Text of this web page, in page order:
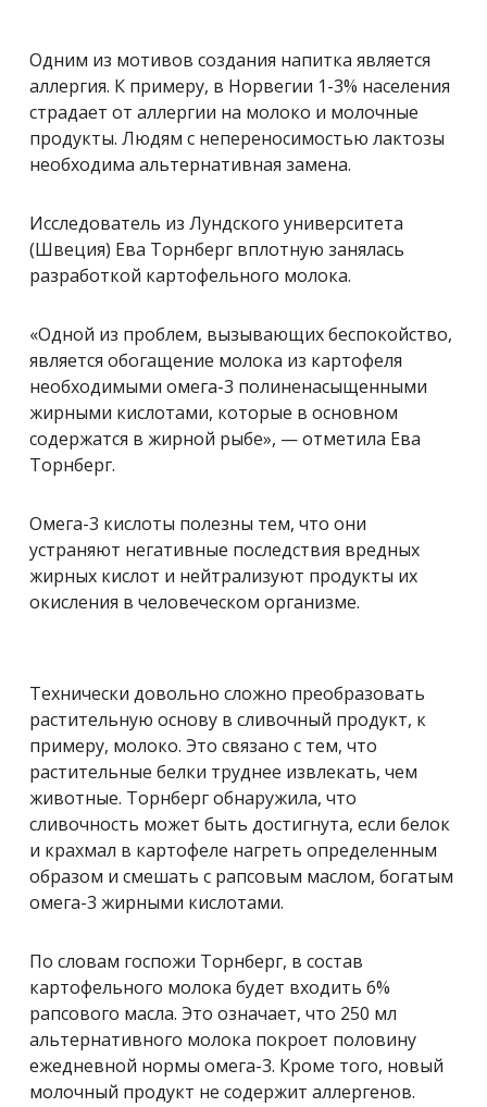
Одним из мотивов создания напитка является
аллергия. К примеру, в Норвегии 1-3% населения
страдает от аллергии на молоко и молочные
продукты. Людям с непереносимостью лактозы
необходима альтернативная замена.
Исследователь из Лундского университета
(Швеция) Ева Торнберг вплотную занялась
разработкой картофельного молока.
«Одной из проблем, вызывающих беспокойство,
является обогащение молока из картофеля
необходимыми омега-3 полиненасыщенными
жирными кислотами, которые в основном
содержатся в жирной рыбе», — отметила Ева
Торнберг.
Омега-3 кислоты полезны тем, что они
устраняют негативные последствия вредных
жирных кислот и нейтрализуют продукты их
окисления в человеческом организме.
Технически довольно сложно преобразовать
растительную основу в сливочный продукт, к
примеру, молоко. Это связано с тем, что
растительные белки труднее извлекать, чем
животные. Торнберг обнаружила, что
сливочность может быть достигнута, если белок
и крахмал в картофеле нагреть определенным
образом и смешать с рапсовым маслом, богатым
омега-3 жирными кислотами.
По словам госпожи Торнберг, в состав
картофельного молока будет входить 6%
рапсового масла. Это означает, что 250 мл
альтернативного молока покроет половину
ежедневной нормы омега-3. Кроме того, новый
молочный продукт не содержит аллергенов.